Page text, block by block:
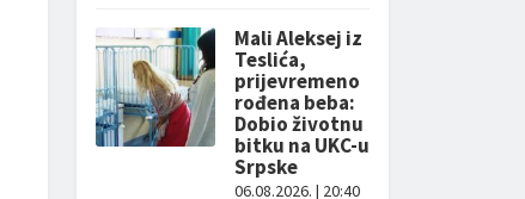
Mali Aleksej iz
Teslića,
prijevremeno
rođena beba:
Dobio životnu
bitku na UKC-u
Srpske
06.08.2026. | 20:40